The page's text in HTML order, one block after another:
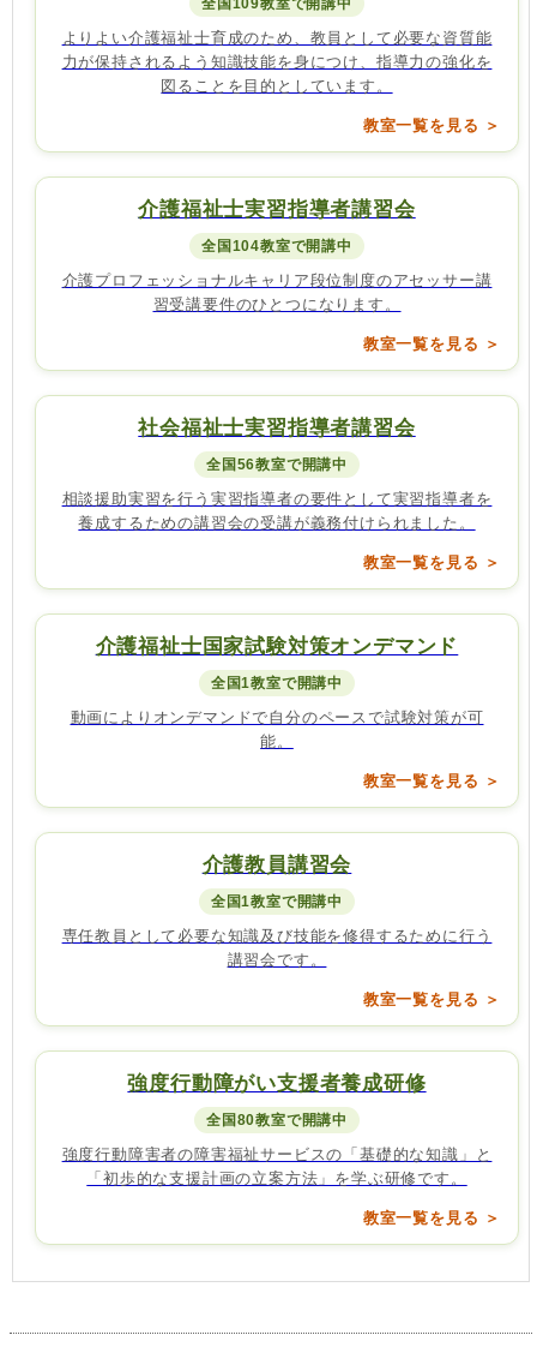
全国109教室で開講中
よりよい介護福祉士育成のため、教員として必要な資質能
力が保持されるよう知識技能を身につけ、指導力の強化を
図ることを目的としています。
教室一覧を見る ＞
介護福祉士実習指導者講習会
全国104教室で開講中
介護プロフェッショナルキャリア段位制度のアセッサー講
習受講要件のひとつになります。
教室一覧を見る ＞
社会福祉士実習指導者講習会
全国56教室で開講中
相談援助実習を行う実習指導者の要件として実習指導者を
養成するための講習会の受講が義務付けられました。
教室一覧を見る ＞
介護福祉士国家試験対策オンデマンド
全国1教室で開講中
動画によりオンデマンドで自分のペースで試験対策が可
能。
教室一覧を見る ＞
介護教員講習会
全国1教室で開講中
専任教員として必要な知識及び技能を修得するために行う
講習会です。
教室一覧を見る ＞
強度行動障がい支援者養成研修
全国80教室で開講中
強度行動障害者の障害福祉サービスの「基礎的な知識」と
「初歩的な支援計画の立案方法」を学ぶ研修です。
教室一覧を見る ＞